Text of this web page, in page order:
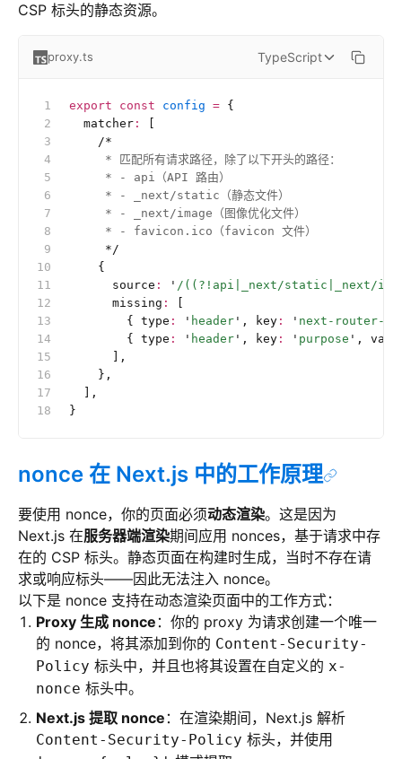
CSP 标头的静态资源。
proxy.ts TypeScript
export const config = {
  matcher
:
    /*
     * 匹配所有请求路径，除了以下开头的路径：
     * - api（API 路由）
     * - _next/static（静态文件）
     * - _next/image（图像优化文件）
     * - favicon.ico（favicon 文件）
     */
    {
      source
: ' /((?!api|_next/static|_next/
      missing
:
        { type
: ' header ' , key : ' next-router-
        { type
: ' header ' , key : ' purpose ' ,
      ],
    },
  ],
}
nonce 在 Next.js 中的工作原理
要使用 nonce，你的页面必须动态渲染。这是因为
Next.js 在服务器端渲染期间应用 nonces，基于请求中存
在的 CSP 标头。静态页面在构建时生成，当时不存在请
求或响应标头——因此无法注入 nonce。
以下是 nonce 支持在动态渲染页面中的工作方式：
Proxy 生成 nonce ：你的 proxy 为请求创建一个唯一
的 nonce，将其添加到你的 Content-Security-
Policy 标头中，并且也将其设置在自定义的 x-
nonce 标头中。
Next.js 提取 nonce ：在渲染期间，Next.js 解析
Content-Security-Policy 标头，并使用